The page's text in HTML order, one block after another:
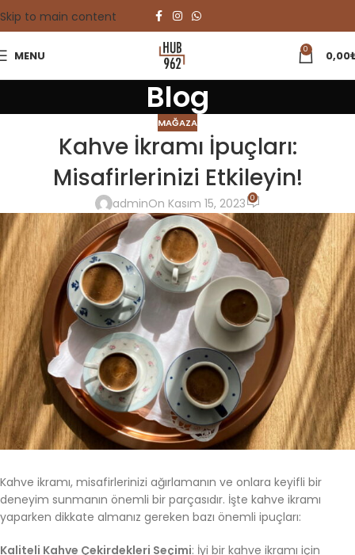
Skip to main content
MENU 0 0,00
Blog
MAĞAZA
Kahve İkramı İpuçları:
Misafirlerinizi Etkileyin!
adminOn Kasım 15, 2023 0
Kahve ikramı, misafirlerinizi ağırlamanın ve onlara keyifli bir
deneyim sunmanın önemli bir parçasıdır. İşte kahve ikramı
yaparken dikkate almanız gereken bazı önemli ipuçları:
Kaliteli Kahve Çekirdekleri Seçimi: İyi bir kahve ikramı için